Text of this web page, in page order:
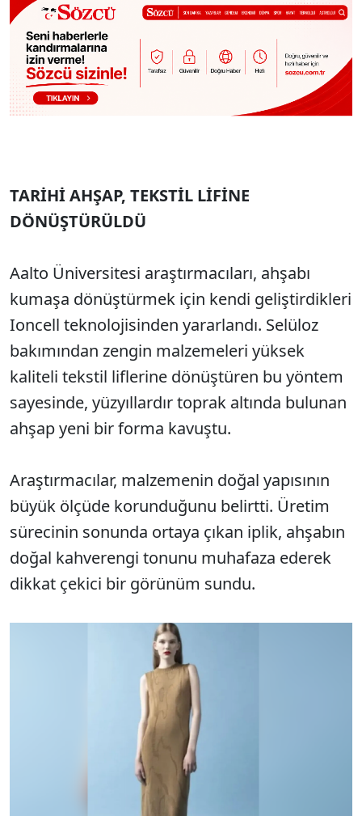
TARİHİ AHŞAP, TEKSTİL LİFİNE
DÖNÜŞTÜRÜLDÜ
Aalto Üniversitesi araştırmacıları, ahşabı
kumaşa dönüştürmek için kendi geliştirdikleri
Ioncell teknolojisinden yararlandı. Selüloz
bakımından zengin malzemeleri yüksek
kaliteli tekstil liflerine dönüştüren bu yöntem
sayesinde, yüzyıllardır toprak altında bulunan
ahşap yeni bir forma kavuştu.
Araştırmacılar, malzemenin doğal yapısının
büyük ölçüde korunduğunu belirtti. Üretim
sürecinin sonunda ortaya çıkan iplik, ahşabın
doğal kahverengi tonunu muhafaza ederek
dikkat çekici bir görünüm sundu.